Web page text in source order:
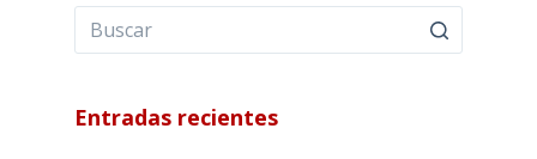
Entradas recientes